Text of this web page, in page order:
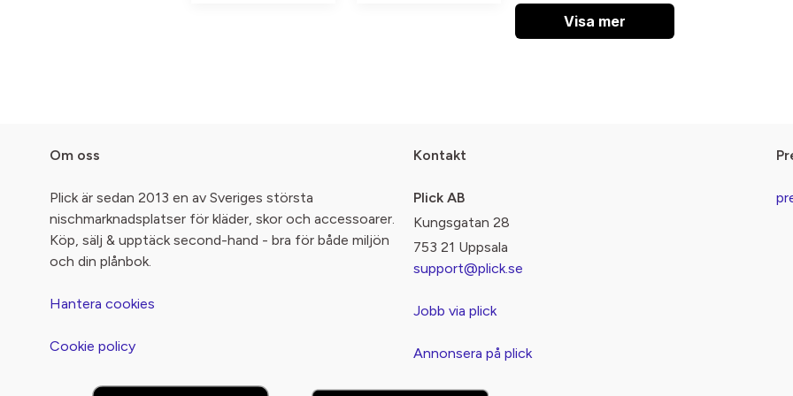
Visa mer
Om oss
Plick är sedan 2013 en av Sveriges största
nischmarknadsplatser för kläder, skor och accessoarer.
Köp, sälj & upptäck second-hand - bra för både miljön
och din plånbok.
Hantera cookies
Cookie policy
Kontakt
Plick AB
Kungsgatan 28
753 21 Uppsala
support@plick.se
Jobb via plick
Annonsera på plick